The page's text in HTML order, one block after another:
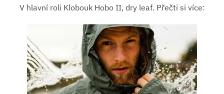
V hlavní roli Klobouk Hobo II, dry leaf. Přečti si více: